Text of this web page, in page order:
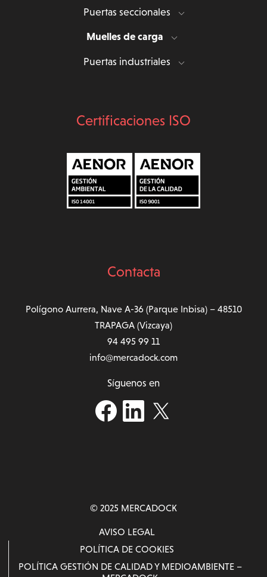
Puertas seccionales
Muelles de carga
Puertas industriales
Certificaciones ISO
Contacta
Polígono Aurrera, Nave A-36 (Parque Inbisa) – 48510
TRAPAGA (Vizcaya)
94 495 99 11
info@mercadock.com
Síguenos en
© 2025 MERCADOCK
AVISO LEGAL
POLÍTICA DE COOKIES
POLÍTICA GESTIÓN DE CALIDAD Y MEDIOAMBIENTE –